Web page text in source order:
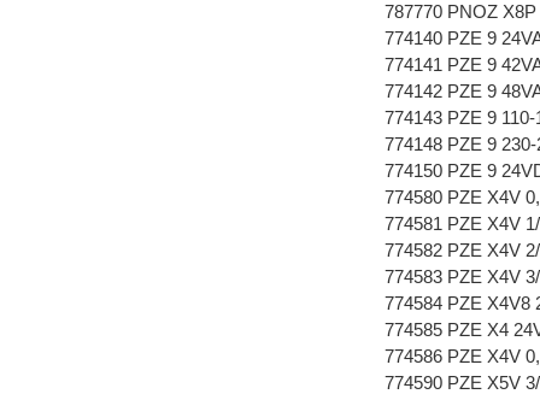
787770 PNOZ
774140 PZE 9
774141 PZE 9
774142 PZE 9
774143 PZE 9
774148 PZE 9
774150 PZE 9
774580 PZE X4V
774581 PZE X4V
774582 PZE X4V
774583 PZE X4V
774584 PZE X4V8
774585 PZE X4
774586 PZE X4V
774590 PZE X5V